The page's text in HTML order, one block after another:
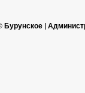
Бурунское |